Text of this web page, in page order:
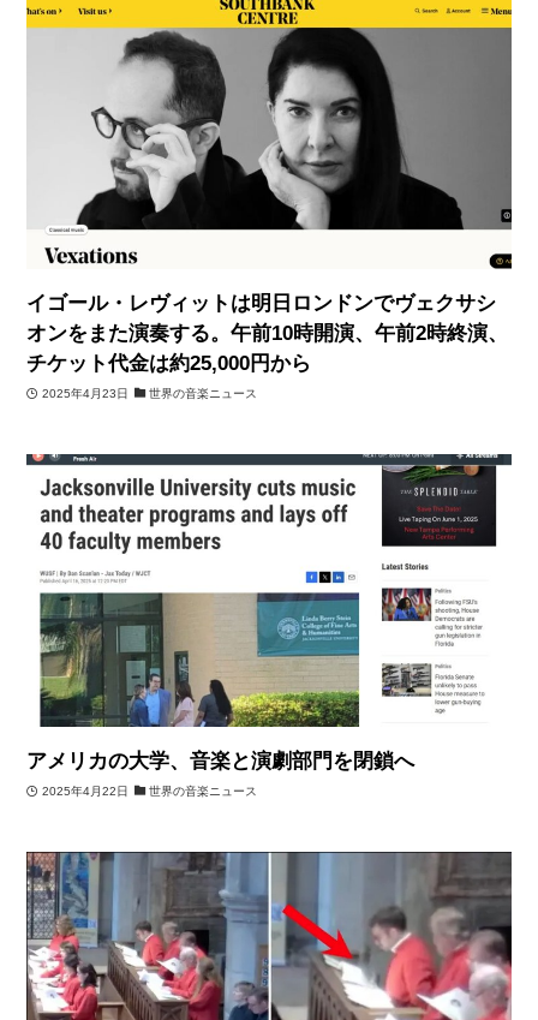
イゴール・レヴィットは明日ロンドンでヴェクサシ
オンをまた演奏する。午前10時開演、午前2時終演、
チケット代金は約25,000円から
2025年4月23日 世界の音楽ニュース
アメリカの大学、音楽と演劇部門を閉鎖へ
2025年4月22日 世界の音楽ニュース